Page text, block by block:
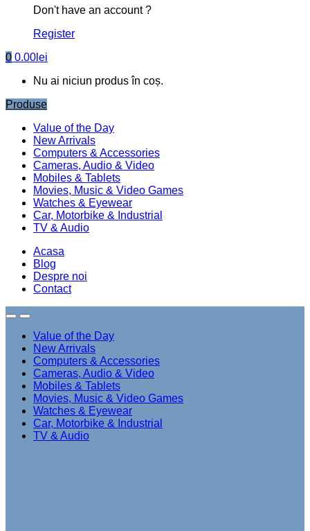
Don't have an account ?
Register
0 0.00 lei
Nu ai niciun produs în coș.
Produse
Value of the Day
New Arrivals
Computers & Accessories
Cameras, Audio & Video
Mobiles & Tablets
Movies, Music & Video Games
Watches & Eyewear
Car, Motorbike & Industrial
TV & Audio
Acasa
Blog
Despre noi
Contact
Value of the Day
New Arrivals
Computers & Accessories
Cameras, Audio & Video
Mobiles & Tablets
Movies, Music & Video Games
Watches & Eyewear
Car, Motorbike & Industrial
TV & Audio